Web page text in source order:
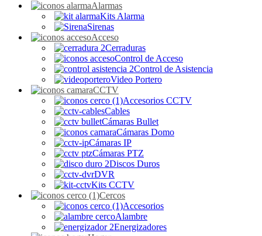
Alarmas
Kits Alarma
Sirenas
Acceso
Cerraduras
Control de Acceso
Control de Asistencia
Video Portero
CCTV
Accesorios CCTV
Cables
Cámaras Bullet
Cámaras Domo
Cámaras IP
Cámaras PTZ
Discos Duros
DVR
Kits CCTV
Cercos
Accesorios
Alambre
Energizadores